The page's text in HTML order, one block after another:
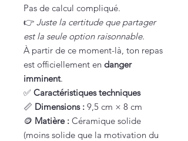
Pas de calcul compliqué.
👉 Juste la certitude que partager
est la seule option raisonnable.
À partir de ce moment-là, ton repas
est officiellement en danger
imminent.
✅ Caractéristiques techniques
📏 Dimensions : 9,5 cm × 8 cm
🪙 Matière : Céramique solide
(moins solide que la motivation du